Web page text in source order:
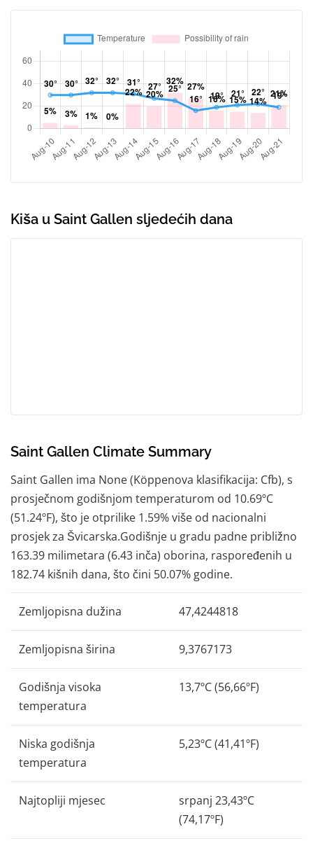
Kiša u Saint Gallen sljedećih dana
Saint Gallen Climate Summary
Saint Gallen ima None (Köppenova klasifikacija: Cfb), s
prosječnom godišnjom temperaturom od 10.69ºC
(51.24ºF), što je otprilike 1.59% više od nacionalni
prosjek za Švicarska.Godišnje u gradu padne približno
163.39 milimetara (6.43 inča) oborina, raspoređenih u
182.74 kišnih dana, što čini 50.07% godine.
Zemljopisna dužina 47,4244818
Zemljopisna širina 9,3767173
Godišnja visoka
temperatura
13,7ºC (56,66ºF)
Niska godišnja
temperatura
5,23ºC (41,41ºF)
Najtopliji mjesec
srpanj 23,43ºC
(74,17ºF)